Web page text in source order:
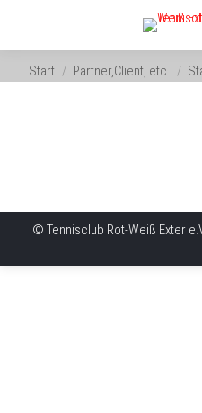
Sie befinden sich hier:
Start Partner,Client, etc.
© Tennisclub Rot-Weiß Exter